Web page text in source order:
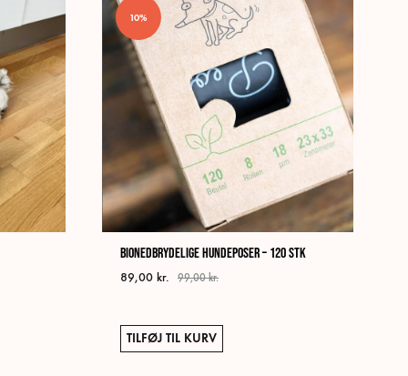
Mulighederne
kan
vælges
på
varesiden
10%
Bionedbrydelige Hundeposer – 120 stk
89,00 kr. 99,00kr.
TILFØJ TIL KURV